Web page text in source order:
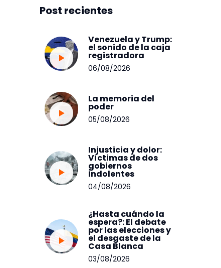
Post recientes
Venezuela y Trump:
el sonido de la caja
registradora
06/08/2026
La memoria del
poder
05/08/2026
Injusticia y dolor:
Víctimas de dos
gobiernos
indolentes
04/08/2026
¿Hasta cuándo la
espera?: El debate
por las elecciones y
el desgaste de la
Casa Blanca
03/08/2026